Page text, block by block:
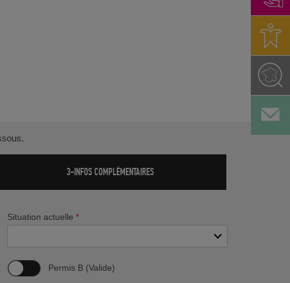
3-INFOS COMPLÉMENTAIRES
Situation actuelle *
Permis B (Valide)